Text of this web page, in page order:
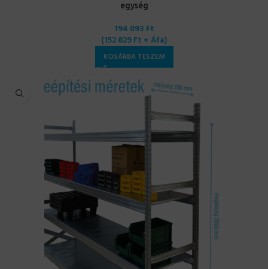
egység
194 093 Ft
(152 829Ft + Áfa)
KOSÁRBA TESZEM